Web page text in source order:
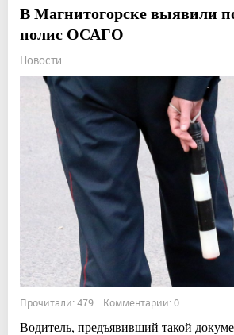
В Магнитогорске выявили
полис ОСАГО
Новости
Прочитали: 479 Комментарии: 0
Водитель, предъявивший такой